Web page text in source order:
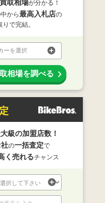
買取相場が分かる！
から最高入札店の
で完結。
ーを選択
相場を調べる
級の加盟店数！
の一括査定で
く売れるチャンス